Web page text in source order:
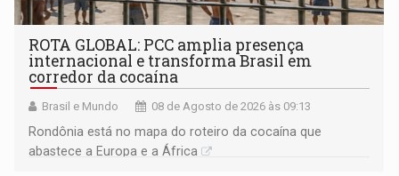
ROTA GLOBAL: PCC amplia presença
internacional e transforma Brasil em
corredor da cocaína
Brasil e Mundo 08 de Agosto de 2026 às 09:13
Rondônia está no mapa do roteiro da cocaína que
abastece a Europa e a África